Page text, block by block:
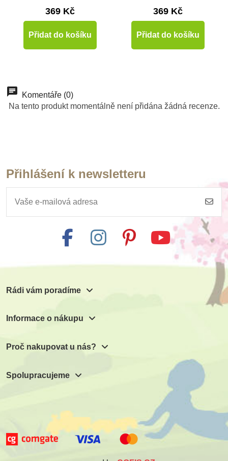
369 Kč
Přidat do košíku
369 Kč
Přidat do košíku
Komentáře (0)
Na tento produkt momentálně není přidána žádná recenze.
Přihlášení k newsletteru
Rádi vám poradíme
Informace o nákupu
Proč nakupovat u nás?
Spolupracujeme